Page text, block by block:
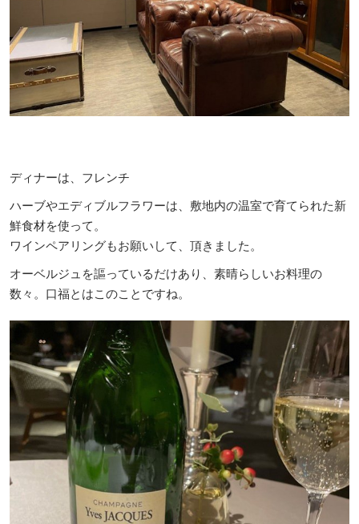
ディナーは、フレンチ
ハーブやエディブルフラワーは、敷地内の温室で育てられた新
鮮食材を使って。
ワインペアリングもお願いして、頂きました。
オーベルジュを謳っているだけあり、素晴らしいお料理の
数々。口福とはこのことですね。